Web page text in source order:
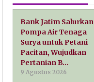
Bank Jatim Salurkan
Pompa Air Tenaga
Surya untuk Petani
Pacitan, Wujudkan
Pertanian B…
9 Agustus 2026